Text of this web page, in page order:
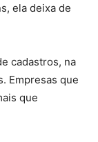
ela deixa de
cadastros, na
Empresas que
que